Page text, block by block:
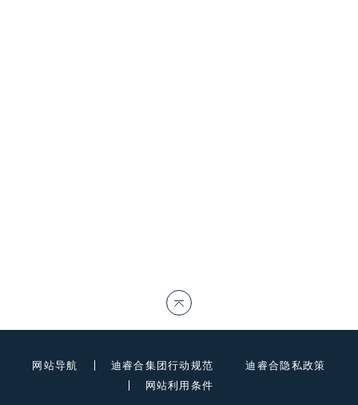
网站导航 迪睿合集团行动规范
迪睿合隐私政策
网站利用条件